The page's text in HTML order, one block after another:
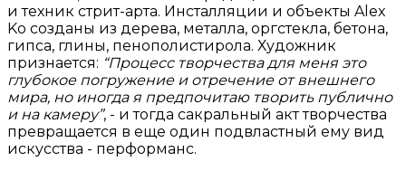
и техник стрит-арта. Инсталляции и объекты Alex
Ko созданы из дерева, металла, оргстекла, бетона,
гипса, глины, пенополистирола. Художник
признается: “Процесс творчества для меня это
глубокое погружение и отречение от внешнего
мира, но иногда я предпочитаю творить публично
и на камеру”, - и тогда сакральный акт творчества
превращается в еще один подвластный ему вид
искусства - перформанс.